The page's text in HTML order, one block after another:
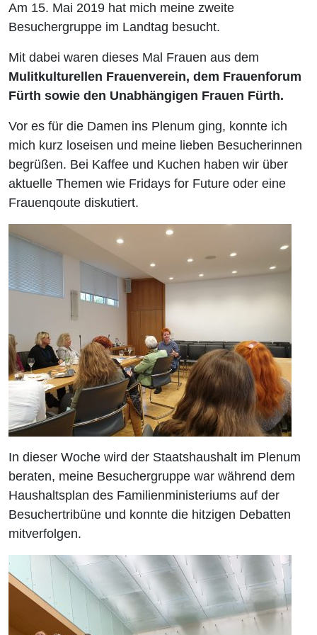
Am 15. Mai 2019 hat mich meine zweite
Besuchergruppe im Landtag besucht.
Mit dabei waren dieses Mal Frauen aus dem
Mulitkulturellen Frauenverein, dem Frauenforum
Fürth sowie den Unabhängigen Frauen Fürth.
Vor es für die Damen ins Plenum ging, konnte ich
mich kurz loseisen und meine lieben Besucherinnen
begrüßen. Bei Kaffee und Kuchen haben wir über
aktuelle Themen wie Fridays for Future oder eine
Frauenqoute diskutiert.
In dieser Woche wird der Staatshaushalt im Plenum
beraten, meine Besuchergruppe war während dem
Haushaltsplan des Familienministeriums auf der
Besuchertribüne und konnte die hitzigen Debatten
mitverfolgen.